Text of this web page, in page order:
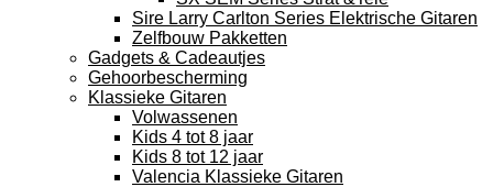
Sire Larry Carlton Series Elektrische Gitaren
Zelfbouw Pakketten
Gadgets & Cadeautjes
Gehoorbescherming
Klassieke Gitaren
Volwassenen
Kids 4 tot 8 jaar
Kids 8 tot 12 jaar
Valencia Klassieke Gitaren